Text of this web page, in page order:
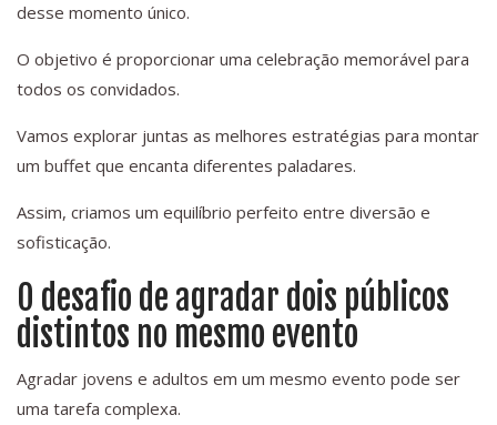
desse momento único.
O objetivo é proporcionar uma celebração memorável para
todos os convidados.
Vamos explorar juntas as melhores estratégias para montar
um buffet que encanta diferentes paladares.
Assim, criamos um equilíbrio perfeito entre diversão e
sofisticação.
O desafio de agradar dois públicos
distintos no mesmo evento
Agradar jovens e adultos em um mesmo evento pode ser
uma tarefa complexa.